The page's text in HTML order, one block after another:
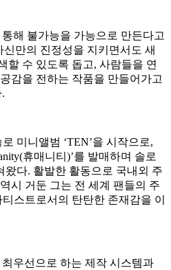
해 불가능을 가능으로 만든다고
만의 진정성을 지키면서도 새
할 수 있도록 돕고, 사람들을 연
감을 전하는 작품을 만들어가고
미니앨범 ‘TEN’을 시작으로,
휴매니티)’를 발매하며 솔로
왔다. 활발한 활동으로 국내외 주
시 거둔 그는 전 세계 팬들의 주
스트로서의 탄탄한 존재감을 이
우선으로 하는 제작 시스템과